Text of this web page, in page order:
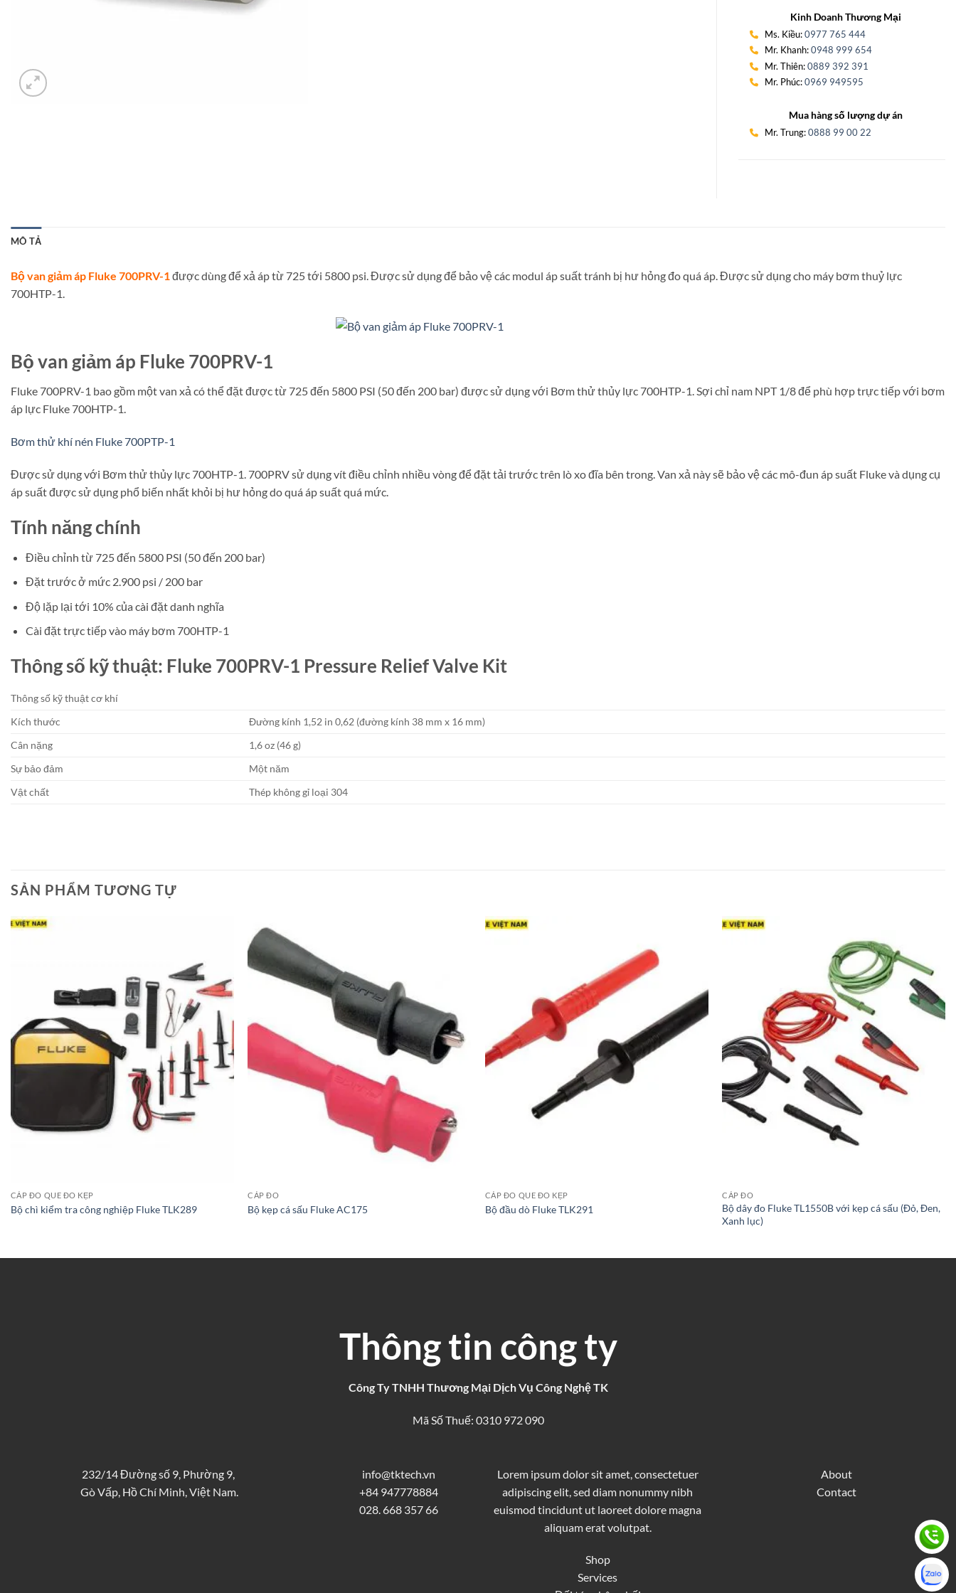
Kinh Doanh Thương Mại
Ms. Kiều:0977 765 444
Mr. Khanh:0948 999 654
Mr. Thiên:0889 392 391
Mr. Phúc:0969 949595
Mua hàng số lượng dự án
Mr. Trung:0888 99 00 22
MÔ TẢ
Bộ van giảm áp Fluke 700PRV-1được dùng để xả áp từ 725 tới 5800 psi. Được sử dụng để bảo vệ các modul áp suất tránh bị hư hỏng đo quá áp. Được sử dụng cho máy bơm thuỷ lực
700HTP-1.
Bộ van giảm áp Fluke 700PRV-1
Fluke 700PRV-1 bao gồm một van xả có thể đặt được từ 725 đến 5800 PSI (50 đến 200 bar) được sử dụng với Bơm thử thủy lực 700HTP-1. Sợi chỉ nam NPT 1/8 để phù hợp trực tiếp với bơm
áp lực Fluke 700HTP-1.
Bơm thử khí nén Fluke 700PTP-1
Được sử dụng với Bơm thử thủy lực 700HTP-1. 700PRV sử dụng vít điều chỉnh nhiều vòng để đặt tải trước trên lò xo đĩa bên trong. Van xả này sẽ bảo vệ các mô-đun áp suất Fluke và dụng cụ
áp suất được sử dụng phổ biến nhất khỏi bị hư hỏng do quá áp suất quá mức.
Tính năng chính
Điều chỉnh từ 725 đến 5800 PSI (50 đến 200 bar)
Đặt trước ở mức 2.900 psi / 200 bar
Độ lặp lại tới 10% của cài đặt danh nghĩa
Cài đặt trực tiếp vào máy bơm 700HTP-1
Thông số kỹ thuật: Fluke 700PRV-1 Pressure Relief Valve Kit
Thông số kỹ thuật cơ khí
Kích thước
Đường kính 1,52 in 0,62 (đường kính 38 mm x 16 mm)
Cân nặng
1,6 oz (46 g)
Sự bảo đảm
Một năm
Vật chất
Thép không gỉ loại 304
SẢN PHẨM TƯƠNG TỰ
CÁP ĐO QUE ĐO KẸP
Bộ chì kiểm tra công nghiệp Fluke TLK289
CÁP ĐO
Bộ kẹp cá sấu Fluke AC175
CÁP ĐO QUE ĐO KẸP
Bộ đầu dò Fluke TLK291
CÁP ĐO
Bộ dây đo Fluke TL1550B với kẹp cá sấu (Đỏ, Đen,
Xanh lục)
Thông tin công ty
Công Ty TNHH Thương Mại Dịch Vụ Công Nghệ TK
Mã Số Thuế: 0310 972 090
232/14 Đường số 9, Phường 9,
Gò Vấp, Hồ Chí Minh, Việt Nam.
info@tktech.vn
+84 947778884
028. 668 357 66
Lorem ipsum dolor sit amet, consectetuer
adipiscing elit, sed diam nonummy nibh
euismod tincidunt ut laoreet dolore magna
aliquam erat volutpat.
Shop
Services
About
Contact